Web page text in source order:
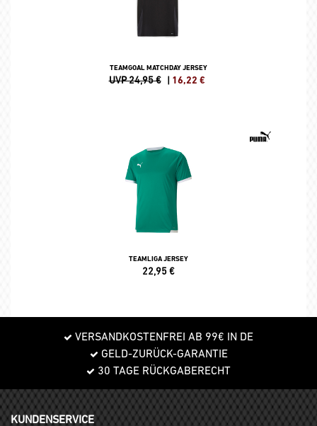
TEAMGOAL MATCHDAY JERSEY
UVP 24,95 € | 16,22 €
TEAMLIGA JERSEY
22,95€
VERSANDKOSTENFREI AB 99€ IN DE
GELD-ZURÜCK-GARANTIE
30 TAGE RÜCKGABERECHT
KUNDENSERVICE